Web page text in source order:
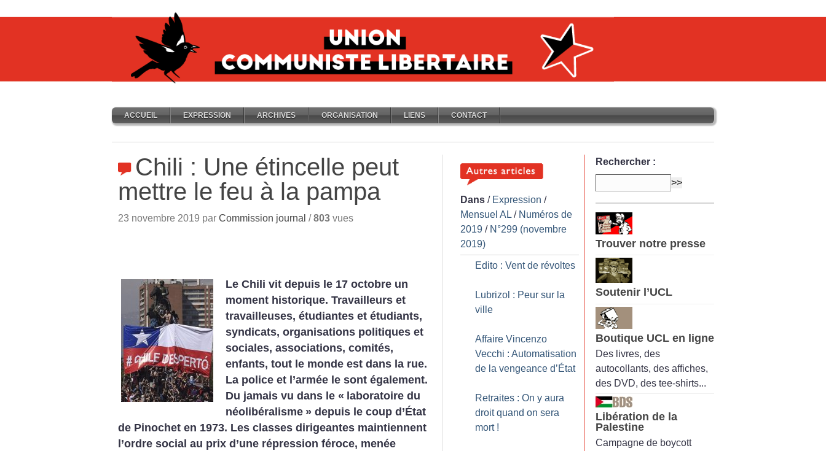
ACCUEIL EXPRESSION ARCHIVES ORGANISATION LIENS CONTACT
Chili : Une étincelle peut
mettre le feu à la pampa
23 novembre 2019 par Commission journal /803 vues
Le Chili vit depuis le 17 octobre un
moment historique. Travailleurs et
travailleuses, étudiantes et étudiants,
syndicats, organisations politiques et
sociales, associations, comités,
enfants, tout le monde est dans la rue.
La police et l’armée le sont également.
Du jamais vu dans le « laboratoire du
néolibéralisme » depuis le coup d’État
de Pinochet en 1973. Les classes dirigeantes maintiennent
l’ordre social au prix d’une répression féroce, menée
Dans / Expression /
Mensuel AL / Numéros de
2019 / N°299 (novembre
2019)
Edito : Vent de révoltes
Lubrizol : Peur sur la
ville
Affaire Vincenzo
Vecchi : Automatisation
de la vengeance d’État
Retraites : On y aura
droit quand on sera
mort !
Rechercher :
Trouver notre presse
Soutenir l’UCL
Boutique UCL en ligne
Des livres, des
autocollants, des affiches,
des DVD, des tee-shirts...
Libération de la
Palestine
Campagne de boycott